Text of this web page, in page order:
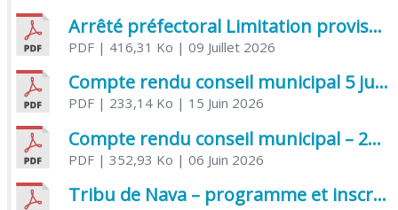
Arrêté préfectoral Limitation provisoire des usages de l’eau
PDF| 416,31 Ko | 09 Juillet 2026
Compte rendu conseil municipal 5 juin 2026 sénatoriale
PDF| 233,14 Ko | 15 Juin 2026
Compte rendu conseil municipal – 21 avril 2026
PDF| 352,93 Ko | 06 Juin 2026
Tribu de Nava – programme et inscriptions été 2026